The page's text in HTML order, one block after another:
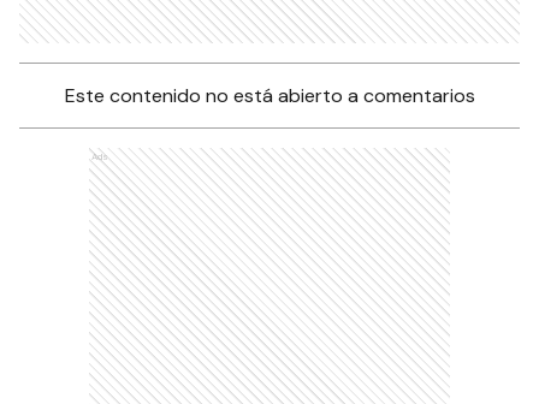
Este contenido no está abierto a comentarios
Ads